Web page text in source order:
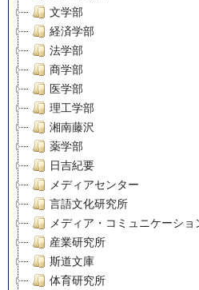
文学部
経済学部
法学部
商学部
医学部
理工学部
湘南藤沢
薬学部
日吉紀要
メディアセンター
言語文化研究所
メディア・コミュニケーショ
産業研究所
斯道文庫
体育研究所